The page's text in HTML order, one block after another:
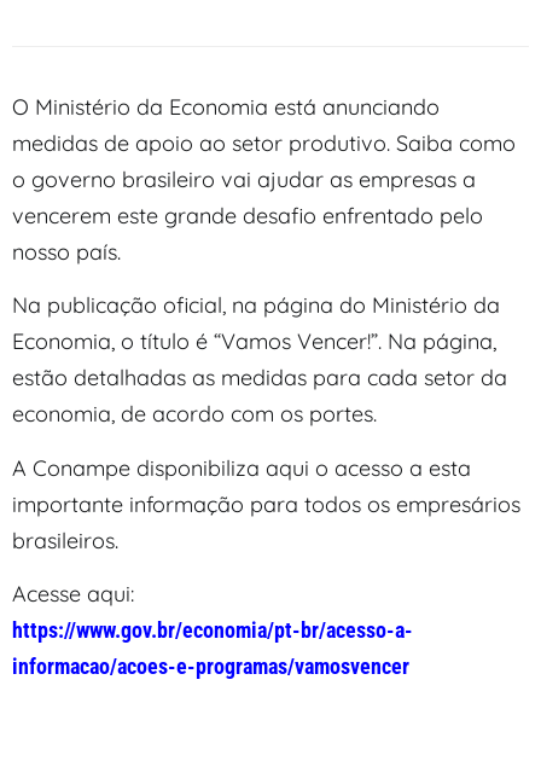
O Ministério da Economia está anunciando
medidas de apoio ao setor produtivo. Saiba como
o governo brasileiro vai ajudar as empresas a
vencerem este grande desafio enfrentado pelo
nosso país.
Na publicação oficial, na página do Ministério da
Economia, o título é “Vamos Vencer!”. Na página,
estão detalhadas as medidas para cada setor da
economia, de acordo com os portes.
A Conampe disponibiliza aqui o acesso a esta
importante informação para todos os empresários
brasileiros.
Acesse aqui:
https://www.gov.br/economia/pt-br/acesso-a-
informacao/acoes-e-programas/vamosvencer